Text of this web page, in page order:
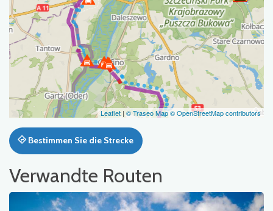
Leaflet | © Traseo Map© OpenStreetMap contributors
Bestimmen Sie die Strecke
Verwandte Routen